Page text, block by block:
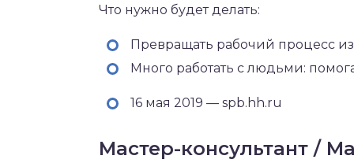
Что нужно будет делать:
Превращать рабочий процесс
Много работать с людьми:
16 мая 2019 — spb.hh.ru
Мастер-консультант /